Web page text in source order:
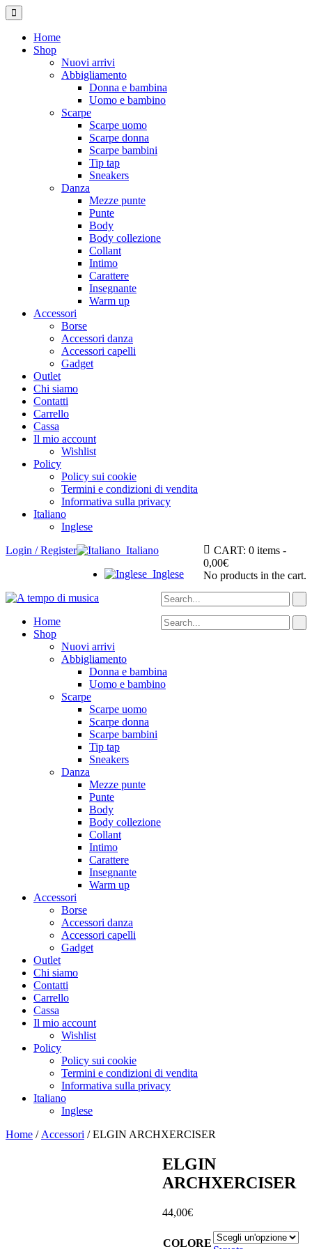
Home
Shop
Nuovi arrivi
Abbigliamento
Donna e bambina
Uomo e bambino
Scarpe
Scarpe uomo
Scarpe donna
Scarpe bambini
Tip tap
Sneakers
Danza
Mezze punte
Punte
Body
Body collezione
Collant
Intimo
Carattere
Insegnante
Warm up
Accessori
Borse
Accessori danza
Accessori capelli
Gadget
Outlet
Chi siamo
Contatti
Carrello
Cassa
Il mio account
Wishlist
Policy
Policy sui cookie
Termini e condizioni di vendita
Informativa sulla privacy
Italiano
Inglese
Login / Register
Italiano
Inglese
CART: 0 items -
0,00€
No products in the cart.
Home
Shop
Nuovi arrivi
Abbigliamento
Donna e bambina
Uomo e bambino
Scarpe
Scarpe uomo
Scarpe donna
Scarpe bambini
Tip tap
Sneakers
Danza
Mezze punte
Punte
Body
Body collezione
Collant
Intimo
Carattere
Insegnante
Warm up
Accessori
Borse
Accessori danza
Accessori capelli
Gadget
Outlet
Chi siamo
Contatti
Carrello
Cassa
Il mio account
Wishlist
Policy
Policy sui cookie
Termini e condizioni di vendita
Informativa sulla privacy
Italiano
Inglese
Home / Accessori / ELGIN ARCHXERCISER
ELGIN
ARCHXERCISER
44,00€
COLORE